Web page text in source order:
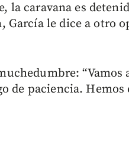
la caravana es
le dice a otro
“Vamos
de paciencia. Hemos